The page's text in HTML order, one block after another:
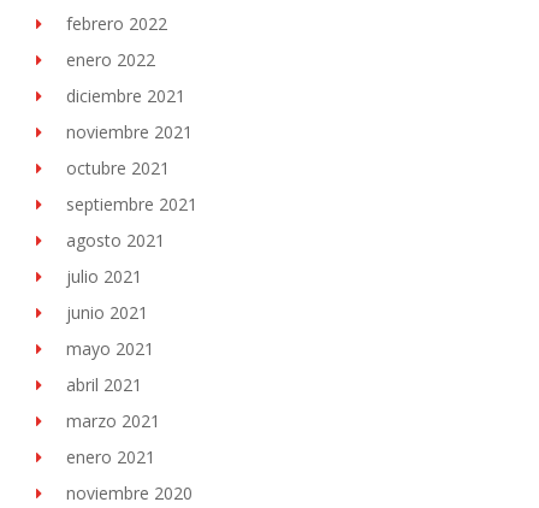
febrero 2022
enero 2022
diciembre 2021
noviembre 2021
octubre 2021
septiembre 2021
agosto 2021
julio 2021
junio 2021
mayo 2021
abril 2021
marzo 2021
enero 2021
noviembre 2020